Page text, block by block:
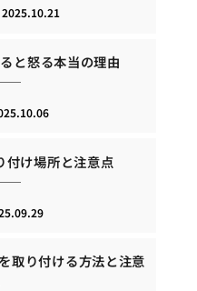
2025.10.21
と怒る本当の理由
付け場所と注意点
取り付ける方法と注意